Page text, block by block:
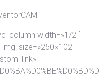
width=»1/2″]